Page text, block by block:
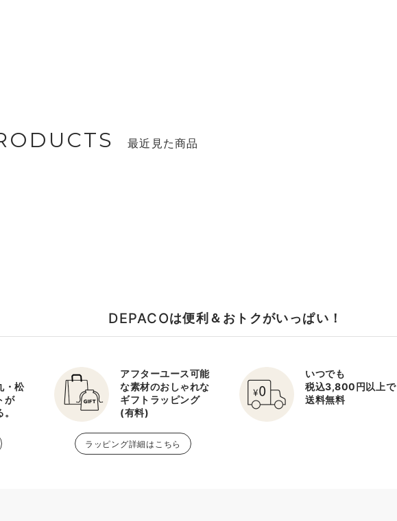
最近見た商品
DEPACOは便利＆おトクがいっぱい！
・松
が
アフターユース可能
な素材のおしゃれな
ギフトラッピング
(有料)
ラッピング詳細はこちら
いつでも
税込3,800円以上で
送料無料